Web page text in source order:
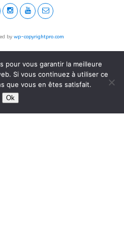
by wp-copyrightpro.com
pour vous garantir la meilleure
Si vous continuez à utiliser ce
que vous en êtes satisfait.
Ok